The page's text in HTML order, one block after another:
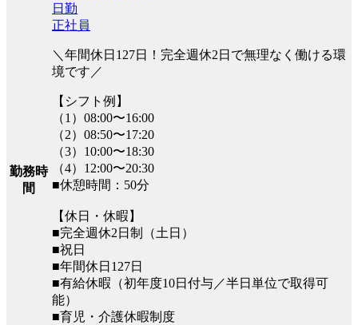
勤務時
間
日勤
正社員
＼年間休日127日！完全週休2日で無理なく働ける環
境です／
【シフト例】
（1）08:00〜16:00
（2）08:50〜17:20
（3）10:00〜18:30
（4）12:00〜20:30
■休憩時間：50分
【休日・休暇】
■完全週休2日制（土日）
■祝日
■年間休日127日
■有給休暇（初年度10日付与／半日単位で取得可
能）
■育児・介護休暇制度